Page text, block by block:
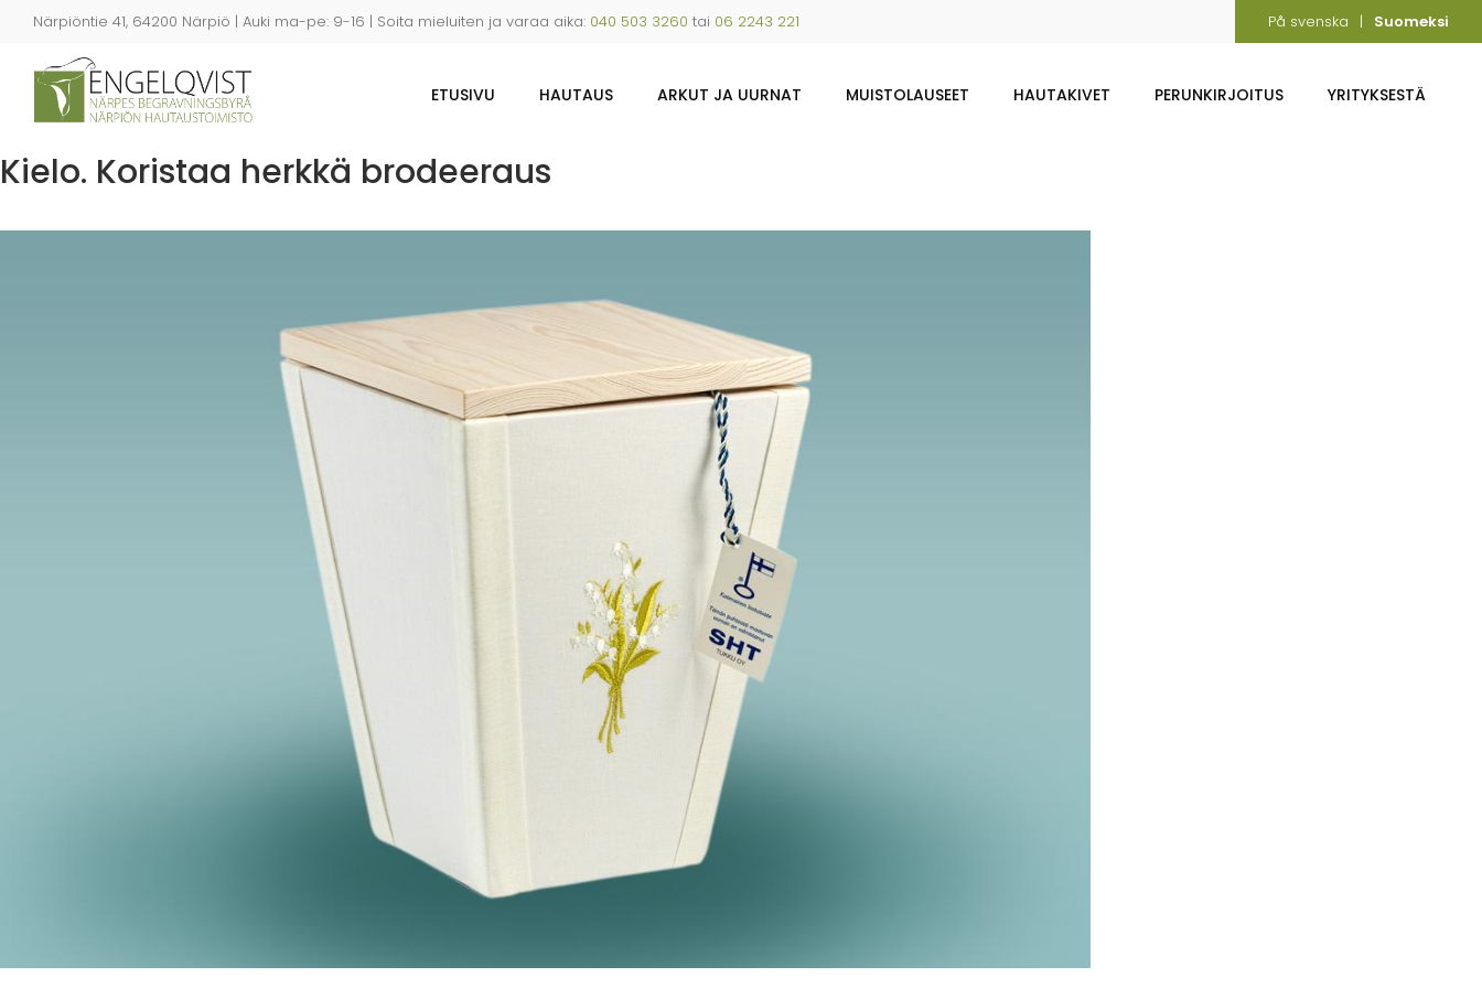
Hyppää
Närpiöntie 41, 64200 Närpiö | Auki ma-pe: 9-16 | Soita mieluiten ja varaa aika: 040 503 3260 tai 06 2243 221 På svenska Suomeksi
ETUSIVU HAUTAUS ARKUT JA UURNAT MUISTOLAUSEET HAUTAKIVET PERUNKIRJOITUS YRITYKSESTÄ
Kielo. Koristaa herkkä brodeeraus